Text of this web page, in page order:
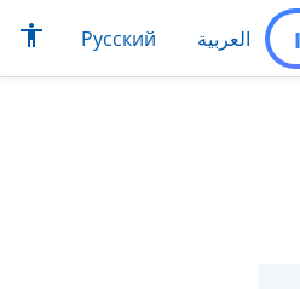
العربية Русский